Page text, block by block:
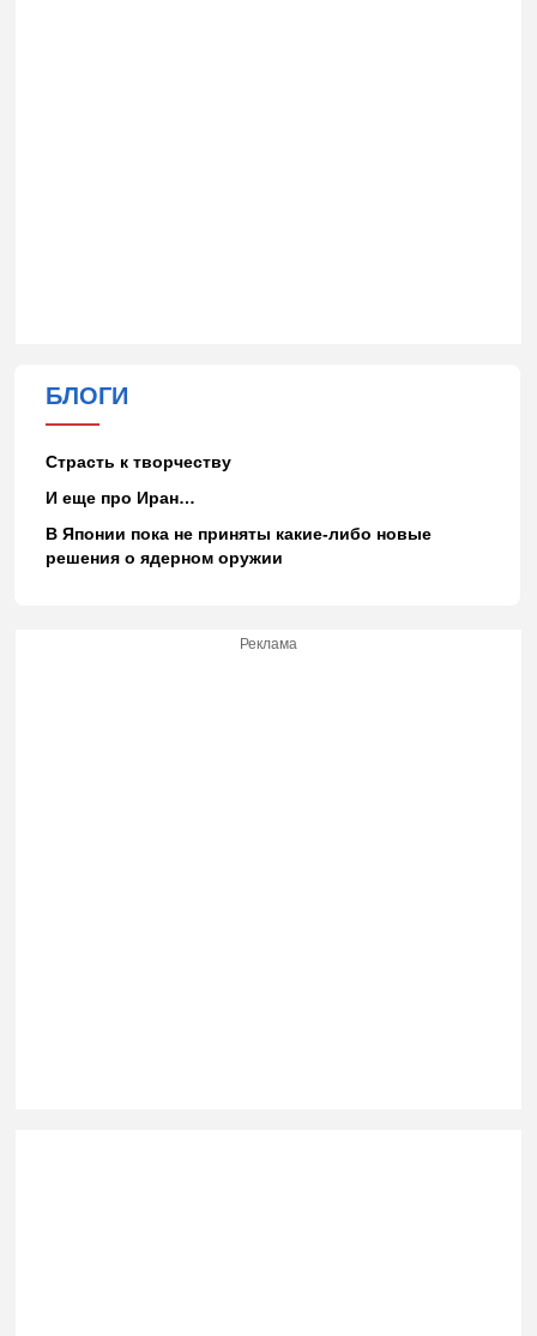
БЛОГИ
Страсть к творчеству
И еще про Иран…
В Японии пока не приняты какие-либо новые
решения о ядерном оружии
Реклама